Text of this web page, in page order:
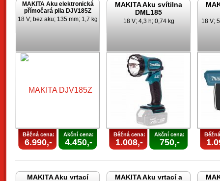
MAKITA Aku elektronická
přímočará pila DJV185Z
18 V; bez aku; 135 mm; 1,7 kg
Běžná cena:
6.990,-
Akční cena:
4.450,-
MAKITA Aku svítilna
DML185
18 V; 4,3 h; 0,74 kg
Běžná cena:
1.008,-
Akční cena:
750,-
18 V;
MAKITA Aku vrtací
MAKITA Aku vrtací a